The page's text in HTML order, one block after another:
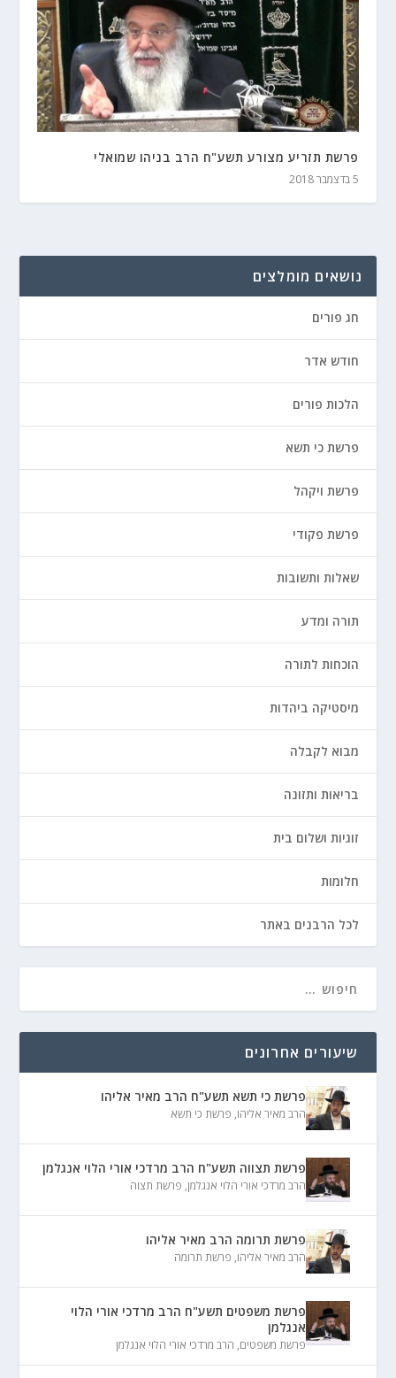
פרשת תזריע מצורע תשע"ח הרב בניהו שמואלי
5 בדצמבר 2018
נושאים מומלצים
חג פורים
חודש אדר
הלכות פורים
פרשת כי תשא
פרשת ויקהל
פרשת פקודי
שאלות ותשובות
תורה ומדע
הוכחות לתורה
מיסטיקה ביהדות
מבוא לקבלה
בריאות ותזונה
זוגיות ושלום בית
חלומות
לכל הרבנים באתר
שיעורים אחרונים
פרשת כי תשא תשע"ח הרב מאיר אליהו
הרב מאיר אליהו, פרשת כי תשא
פרשת תצווה תשע"ח הרב מרדכי אורי הלוי אנגלמן
הרב מרדכי אורי הלוי אנגלמן, פרשת תצוה
פרשת תרומה הרב מאיר אליהו
הרב מאיר אליהו, פרשת תרומה
פרשת משפטים תשע"ח הרב מרדכי אורי הלוי
אנגלמן
פרשת משפטים, הרב מרדכי אורי הלוי אנגלמן